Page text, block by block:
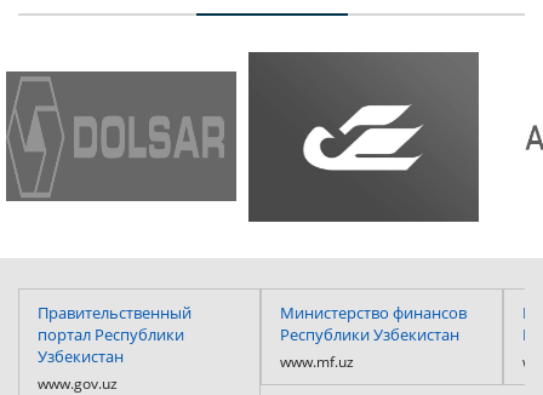
Правительственный
портал Республики
Узбекистан
www.gov.uz
Министерство финансов
Республики Узбекистан
www.mf.uz